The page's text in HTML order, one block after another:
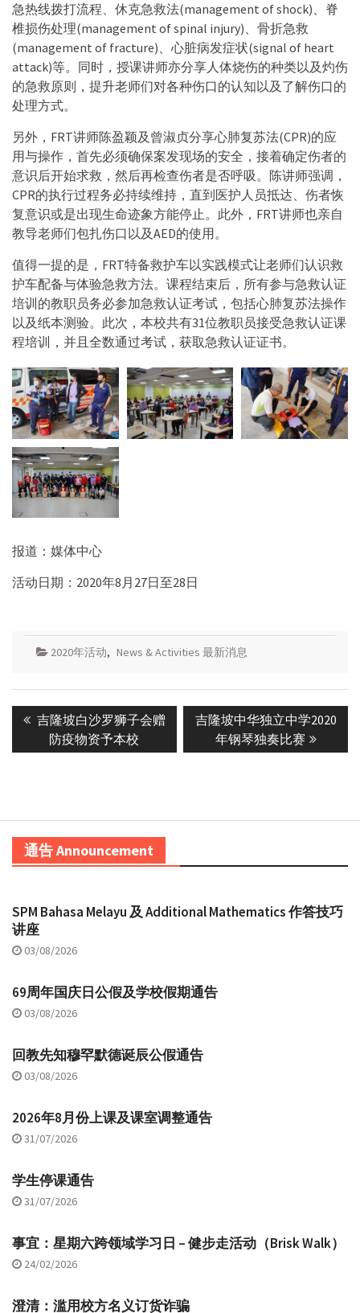
急热线拨打流程、休克急救法(management of shock)、脊
椎损伤处理(management of spinal injury)、骨折急救
(management of fracture)、心脏病发症状(signal of heart
attack)等。同时，授课讲师亦分享人体烧伤的种类以及灼伤
的急救原则，提升老师们对各种伤口的认知以及了解伤口的
处理方式。
另外，FRT讲师陈盈颖及曾淑贞分享心肺复苏法(CPR)的应
用与操作，首先必须确保案发现场的安全，接着确定伤者的
意识后开始求救，然后再检查伤者是否呼吸。陈讲师强调，
CPR的执行过程务必持续维持，直到医护人员抵达、伤者恢
复意识或是出现生命迹象方能停止。此外，FRT讲师也亲自
教导老师们包扎伤口以及AED的使用。
值得一提的是，FRT特备救护车以实践模式让老师们认识救
护车配备与体验急救方法。课程结束后，所有参与急救认证
培训的教职员务必参加急救认证考试，包括心肺复苏法操作
以及纸本测验。此次，本校共有31位教职员接受急救认证课
程培训，并且全数通过考试，获取急救认证证书。
报道：媒体中心
活动日期：2020年8月27日至28日
2020年活动, News & Activities 最新消息
Post
navigation
Previous
post:
吉隆坡白沙罗狮子会赠
防疫物资予本校
Next
post:
吉隆坡中华独立中学2020
年钢琴独奏比赛
通告 Announcement
SPM Bahasa Melayu 及 Additional Mathematics 作答技巧
讲座
03/08/2026
69周年国庆日公假及学校假期通告
03/08/2026
回教先知穆罕默德诞辰公假通告
03/08/2026
2026年8月份上课及课室调整通告
31/07/2026
学生停课通告
31/07/2026
事宜：星期六跨领域学习日 – 健步走活动（Brisk Walk）
24/02/2026
澄清：滥用校方名义订货诈骗